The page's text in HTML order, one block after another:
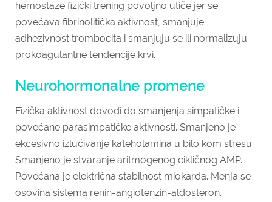
hemostaze fizički trening povoljno utiče jer se
povećava fibrinolitička aktivnost, smanjuje
adhezivnost trombocita i smanjuju se ili normalizuju
prokoagulantne tendencije krvi.
Neurohormonalne promene
Fizička aktivnost dovodi do smanjenja simpatičke i
povećane parasimpatičke aktivnosti. Smanjeno je
ekcesivno izlučivanje kateholamina u bilo kom stresu.
Smanjeno je stvaranje aritmogenog cikličnog AMP.
Povećana je električna stabilnost miokarda. Menja se
osovina sistema renin-angiotenzin-aldosteron.